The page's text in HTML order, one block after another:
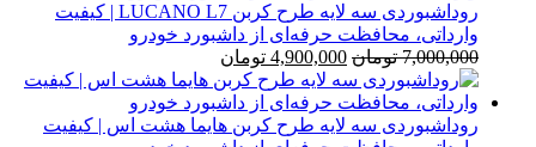
روداشبوردی سه‌ لایه طرح کربن LUCANO L7 | کیفیت
وارداتی، محافظت حرفه‌ای از داشبورد خودرو
7,000,000 تومان قیمت
اصلی
7,000,000 تومان
بود.
4,900,000 تومان
فعلی
4,900,000 تومان
است.
روداشبوردی سه‌ لایه طرح کربن هایما هشت اس | کیفیت